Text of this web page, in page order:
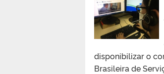
disponibilizar o
Brasileira de